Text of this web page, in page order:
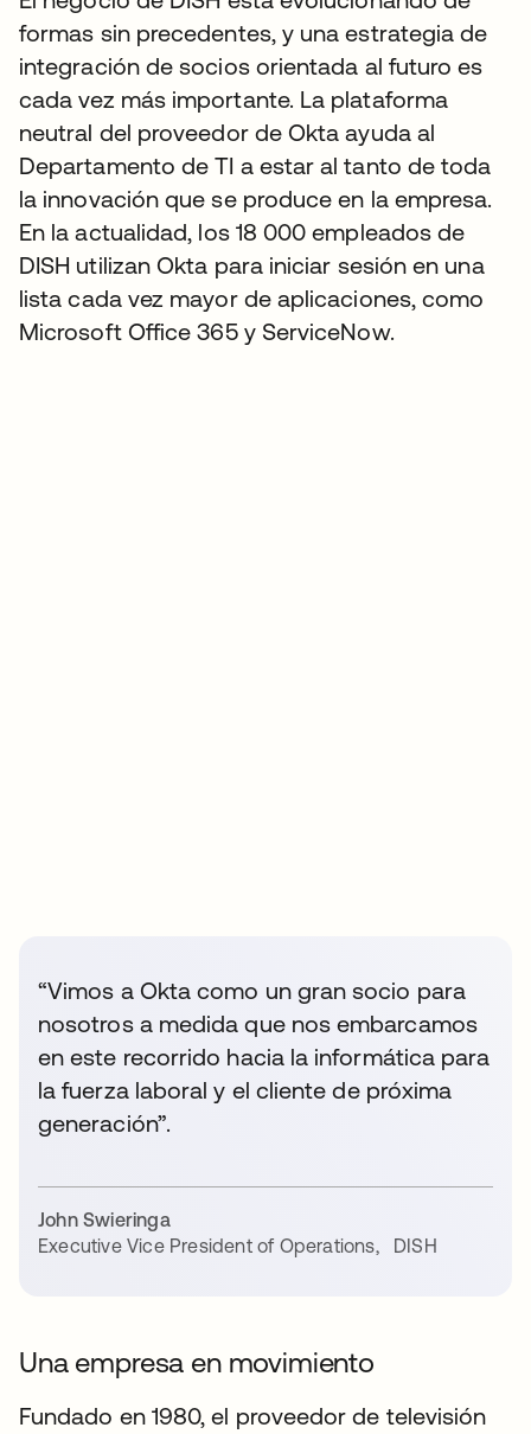
formas sin precedentes, y una estrategia de
integración de socios orientada al futuro es
cada vez más importante. La plataforma
neutral del proveedor de Okta ayuda al
Departamento de TI a estar al tanto de toda
la innovación que se produce en la empresa.
En la actualidad, los 18 000 empleados de
DISH utilizan Okta para iniciar sesión en una
lista cada vez mayor de aplicaciones, como
Microsoft Office 365 y ServiceNow.
“Vimos a Okta como un gran socio para
nosotros a medida que nos embarcamos
en este recorrido hacia la informática para
la fuerza laboral y el cliente de próxima
generación”.
John Swieringa
Executive Vice President of Operations, DISH
Una empresa en movimiento
Fundado en 1980, el proveedor de televisión